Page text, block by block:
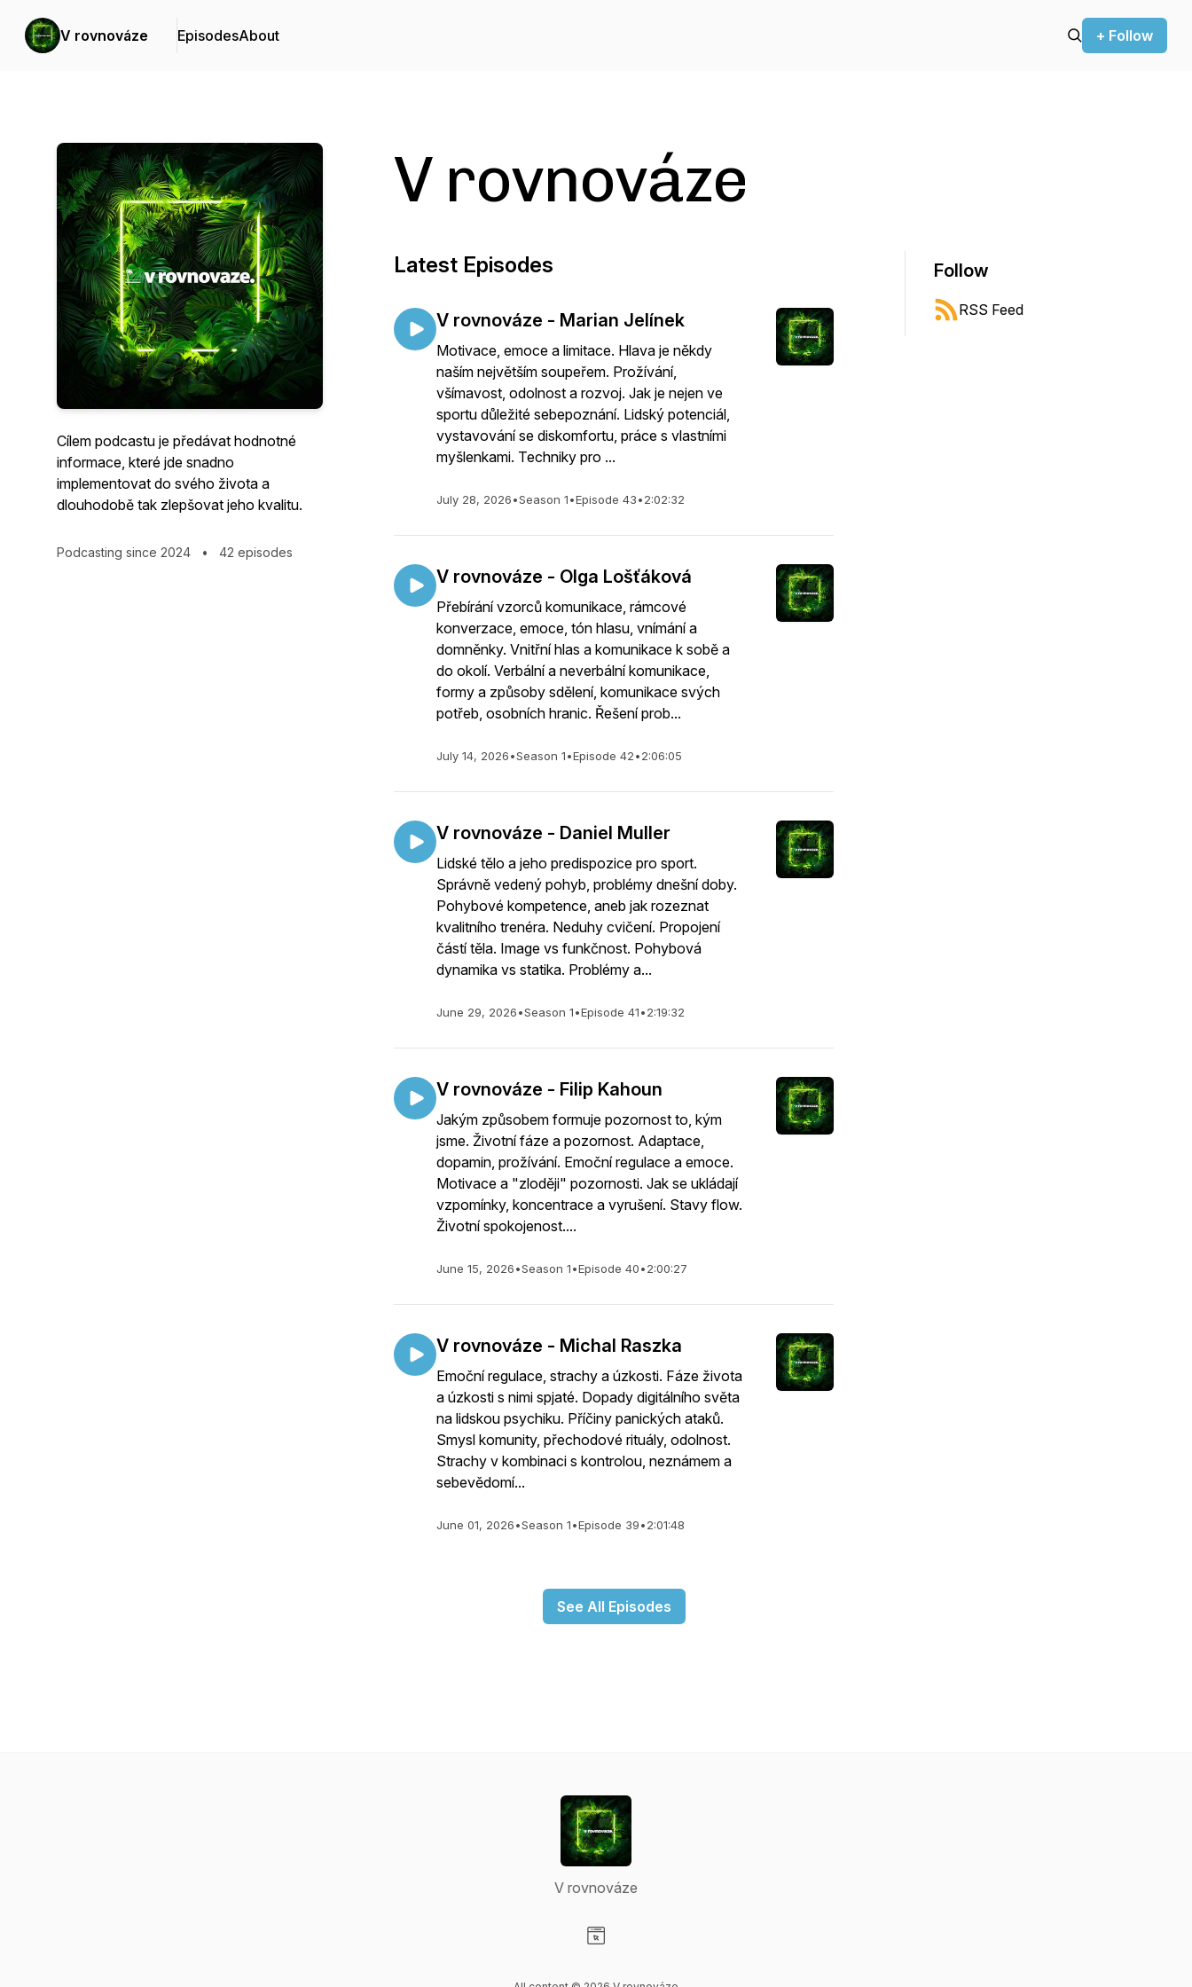
V rovnováze EpisodesAbout + Follow
Cílem podcastu je předávat hodnotné
informace, které jde snadno
implementovat do svého života a
dlouhodobě tak zlepšovat jeho kvalitu.
Podcasting since 2024 • 42 episodes
V rovnováze
Latest Episodes
V rovnováze - Marian Jelínek
Motivace, emoce a limitace. Hlava je někdy
naším největším soupeřem. Prožívání,
všímavost, odolnost a rozvoj. Jak je nejen ve
sportu důležité sebepoznání. Lidský potenciál,
vystavování se diskomfortu, práce s vlastními
myšlenkami. Techniky pro ...
July 28, 2026•Season 1•Episode 43•2:02:32
V rovnováze - Olga Lošťáková
Přebírání vzorců komunikace, rámcové
konverzace, emoce, tón hlasu, vnímání a
domněnky. Vnitřní hlas a komunikace k sobě a
do okolí. Verbální a neverbální komunikace,
formy a způsoby sdělení, komunikace svých
potřeb, osobních hranic. Řešení prob...
July 14, 2026•Season 1•Episode 42•2:06:05
V rovnováze - Daniel Muller
Lidské tělo a jeho predispozice pro sport.
Správně vedený pohyb, problémy dnešní doby.
Pohybové kompetence, aneb jak rozeznat
kvalitního trenéra. Neduhy cvičení. Propojení
částí těla. Image vs funkčnost. Pohybová
dynamika vs statika. Problémy a...
June 29, 2026•Season 1•Episode 41•2:19:32
V rovnováze - Filip Kahoun
Jakým způsobem formuje pozornost to, kým
jsme. Životní fáze a pozornost. Adaptace,
dopamin, prožívání. Emoční regulace a emoce.
Motivace a "zloději" pozornosti. Jak se ukládají
vzpomínky, koncentrace a vyrušení. Stavy flow.
Životní spokojenost....
June 15, 2026•Season 1•Episode 40•2:00:27
V rovnováze - Michal Raszka
Emoční regulace, strachy a úzkosti. Fáze života
a úzkosti s nimi spjaté. Dopady digitálního světa
na lidskou psychiku. Příčiny panických ataků.
Smysl komunity, přechodové rituály, odolnost.
Strachy v kombinaci s kontrolou, neznámem a
sebevědomí...
June 01, 2026•Season 1•Episode 39•2:01:48
See All Episodes
Follow
RSS Feed
V rovnováze